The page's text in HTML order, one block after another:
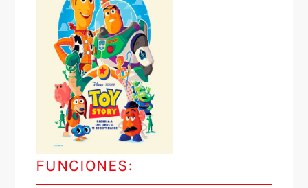
FUNCIONES: